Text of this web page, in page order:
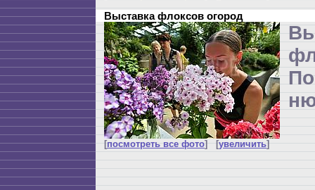
Выставка флоксов огород
[посмотреть все фото] [увеличить]